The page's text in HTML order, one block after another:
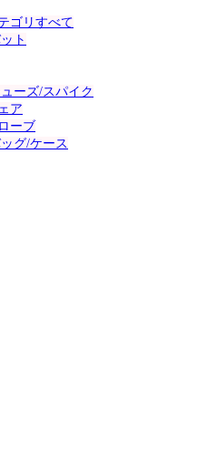
ゴリすべて
ト
ーズ/スパイク
ア
ーブ
グ/ケース